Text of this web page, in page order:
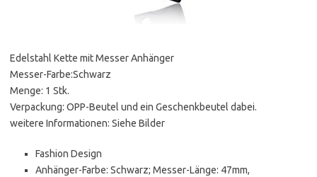
Edelstahl Kette mit Messer Anhänger
Messer-Farbe:Schwarz
Menge: 1 Stk.
Verpackung: OPP-Beutel und ein Geschenkbeutel dabei.
weitere Informationen: Siehe Bilder
Fashion Design
Anhänger-Farbe: Schwarz; Messer-Länge: 47mm,